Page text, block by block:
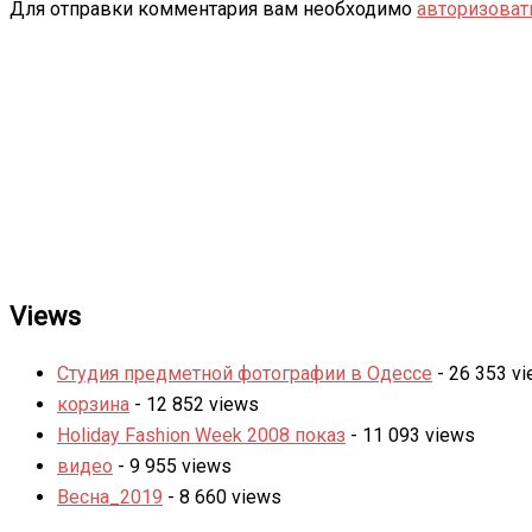
Для отправки комментария вам необходимо
Views
Студия предметной фотографии в Одессе - 26 353
корзина - 12 852 views
Holiday Fashion Week 2008 показ - 11 093 views
видео - 9 955 views
Весна_2019 - 8 660 views